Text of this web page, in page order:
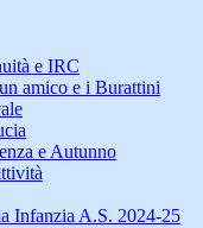
e IRC
amico e i Burattini
e Autunno
Infanzia A.S. 2024-25